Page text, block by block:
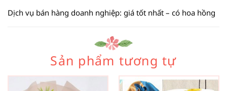
Dịch vụ bán hàng doanh nghiệp: giá tốt nhất – có hoa hồng
Sản phẩm tương tự